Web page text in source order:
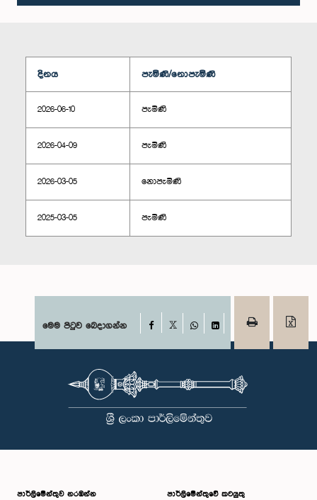
දිනය පැමිණි/නොපැමිණි
2026-06-10 පැමිණි
2026-04-09 පැමිණි
2026-03-05 නොපැමිණි
2025-03-05 පැමිණි
මෙම පිටුව බෙදාගන්න Facebook
WhatsAppLinkedIn
පාර්ලි‌මේන්තුව නරඹන්න පාර්ලිමේන්තුවේ කටයුතු